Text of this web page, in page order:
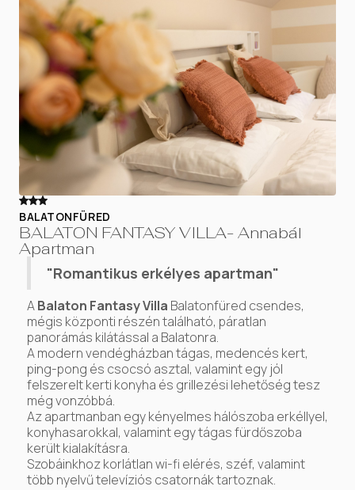
BALATONFÜRED
BALATON FANTASY VILLA- Annabál
Apartman
"Romantikus erkélyes apartman"
ABalaton Fantasy Villa Balatonfüred csendes,
mégis központi részén található, páratlan
panorámás kilátással a Balatonra.
A modern vendégházban tágas, medencés kert,
ping-pong és csocsó asztal, valamint egy jól
felszerelt kerti konyha és grillezési lehetőség tesz
még vonzóbbá.
Az apartmanban egy kényelmes hálószoba erkéllyel,
konyhasarokkal, valamint egy tágas fürdőszoba
került kialakításra.
Szobáinkhoz korlátlan wi-fi elérés, széf, valamint
több nyelvű televíziós csatornák tartoznak.